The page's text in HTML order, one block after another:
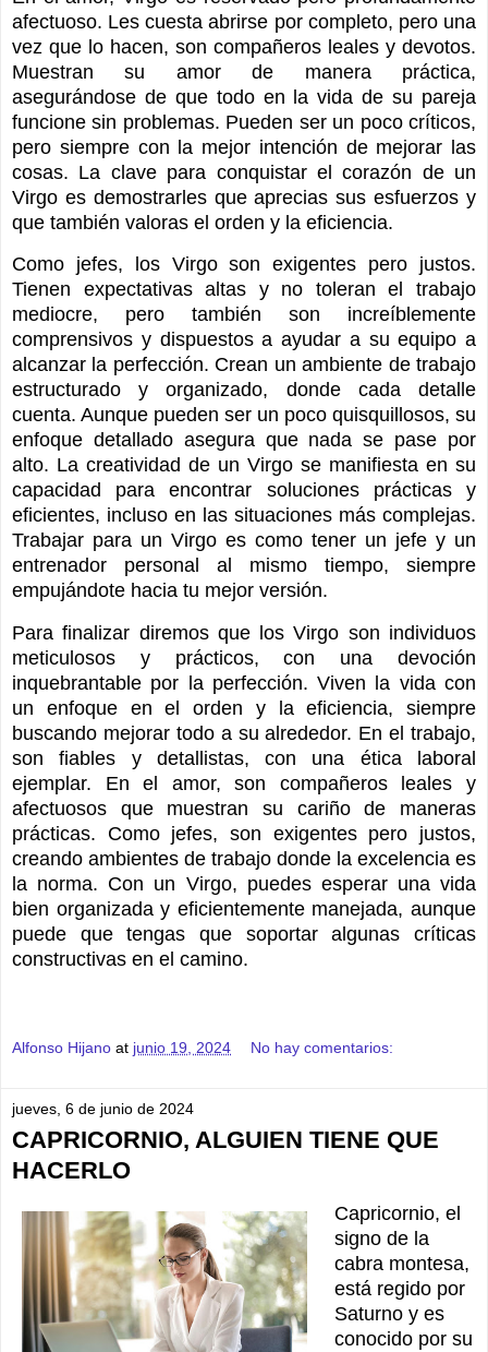
afectuoso. Les cuesta abrirse por completo, pero una
vez que lo hacen, son compañeros leales y devotos.
Muestran su amor de manera práctica,
asegurándose de que todo en la vida de su pareja
funcione sin problemas. Pueden ser un poco críticos,
pero siempre con la mejor intención de mejorar las
cosas. La clave para conquistar el corazón de un
Virgo es demostrarles que aprecias sus esfuerzos y
que también valoras el orden y la eficiencia.
Como jefes, los Virgo son exigentes pero justos.
Tienen expectativas altas y no toleran el trabajo
mediocre, pero también son increíblemente
comprensivos y dispuestos a ayudar a su equipo a
alcanzar la perfección. Crean un ambiente de trabajo
estructurado y organizado, donde cada detalle
cuenta. Aunque pueden ser un poco quisquillosos, su
enfoque detallado asegura que nada se pase por
alto. La creatividad de un Virgo se manifiesta en su
capacidad para encontrar soluciones prácticas y
eficientes, incluso en las situaciones más complejas.
Trabajar para un Virgo es como tener un jefe y un
entrenador personal al mismo tiempo, siempre
empujándote hacia tu mejor versión.
Para finalizar diremos que los Virgo son individuos
meticulosos y prácticos, con una devoción
inquebrantable por la perfección. Viven la vida con
un enfoque en el orden y la eficiencia, siempre
buscando mejorar todo a su alrededor. En el trabajo,
son fiables y detallistas, con una ética laboral
ejemplar. En el amor, son compañeros leales y
afectuosos que muestran su cariño de maneras
prácticas. Como jefes, son exigentes pero justos,
creando ambientes de trabajo donde la excelencia es
la norma. Con un Virgo, puedes esperar una vida
bien organizada y eficientemente manejada, aunque
puede que tengas que soportar algunas críticas
constructivas en el camino.
Alfonso Hijano at junio 19, 2024 No hay comentarios:
jueves, 6 de junio de 2024
CAPRICORNIO, ALGUIEN TIENE QUE
HACERLO
Capricornio, el
signo de la
cabra montesa,
está regido por
Saturno y es
conocido por su